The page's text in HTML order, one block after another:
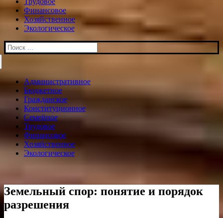
Финансовое
Хозяйственное
Экологическое
Искать:
Административное
Бюджетное
Гражданское
Конституционное
Семейное
Трудовое
Финансовое
Хозяйственное
Экологическое
Земельный спор: понятие и порядок
разрешения